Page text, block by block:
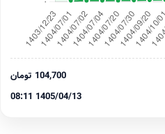
104,700 تومان
1405/04/13 08:11